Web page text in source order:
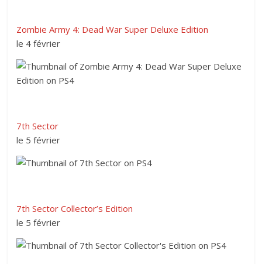
Zombie Army 4: Dead War Super Deluxe Edition
le 4 février
7th Sector
le 5 février
7th Sector Collector’s Edition
le 5 février